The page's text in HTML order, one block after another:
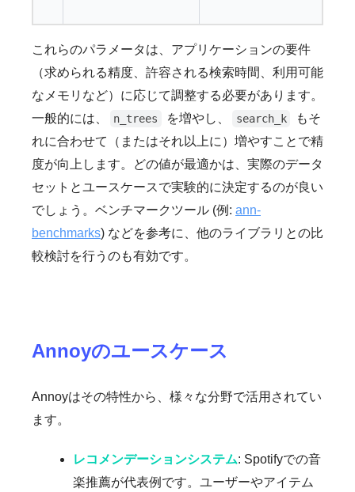
これらのパラメータは、アプリケーションの要件
（求められる精度、許容される検索時間、利用可能
なメモリなど）に応じて調整する必要があります。
一般的には、
n_trees を増やし、 search_k
もそ
れに合わせて（またはそれ以上に）増やすことで精
度が向上します。どの値が最適かは、実際のデータ
セットとユースケースで実験的に決定するのが良い
でしょう。ベンチマークツール (例: ann-
benchmarks) などを参考に、他のライブラリとの比
較検討を行うのも有効です。
Annoyのユースケース
Annoyはその特性から、様々な分野で活用されてい
ます。
レコメンデーションシステム: Spotifyでの音
楽推薦が代表例です。ユーザーやアイテム